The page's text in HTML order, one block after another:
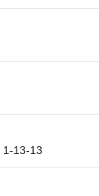
1-13-13